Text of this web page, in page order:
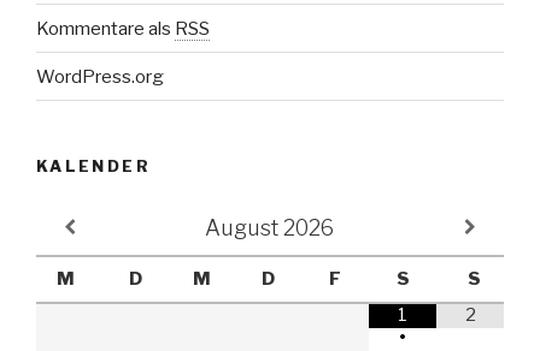
Kommentare als RSS
WordPress.org
KALENDER
August 2026
M D M D F S
S
1
•
2